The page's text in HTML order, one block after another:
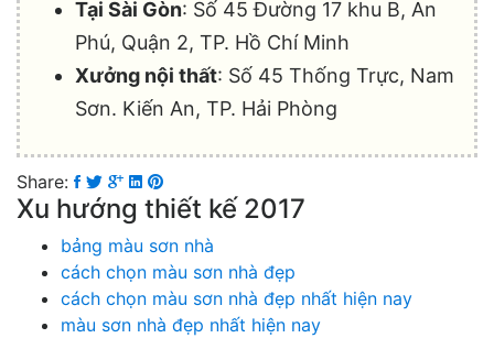
Tại Sài Gòn: Số 45 Đường 17 khu B, An
Phú, Quận 2, TP. Hồ Chí Minh
Xưởng nội thất: Số 45 Thống Trực, Nam
Sơn. Kiến An, TP. Hải Phòng
Share:
Xu hướng thiết kế 2017
bảng màu sơn nhà
cách chọn màu sơn nhà đẹp
cách chọn màu sơn nhà đẹp nhất hiện nay
màu sơn nhà đẹp nhất hiện nay